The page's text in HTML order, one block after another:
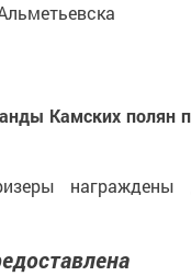
Камских полян